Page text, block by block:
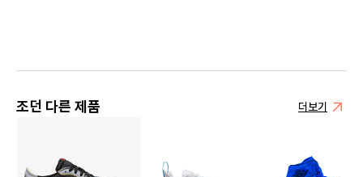
조던 다른 제품 더보기